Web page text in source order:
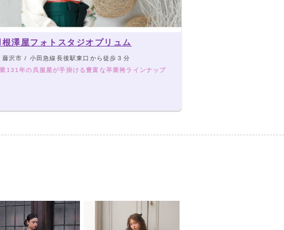
根澤屋フォトスタジオプリュム
藤沢市 / 小田急線長後駅東口から徒歩３分
131年の呉服屋が手掛ける豊富な卒業袴ラインナップ